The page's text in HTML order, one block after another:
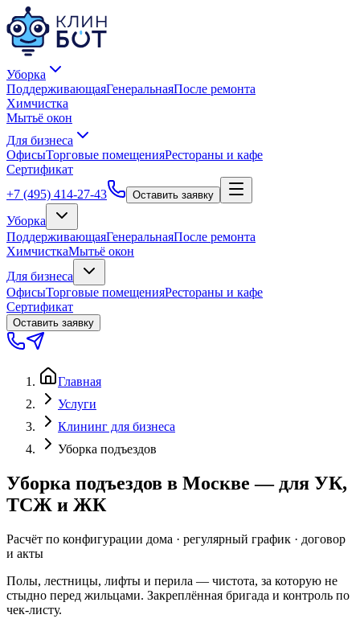
Уборка
ПоддерживающаяГенеральнаяПосле ремонта
Химчистка
Мытьё окон
Для бизнеса
ОфисыТорговые помещенияРестораны и кафе
Сертификат
+7 (495) 414-27-43
Оставить заявку
Уборка
ПоддерживающаяГенеральнаяПосле ремонта
ХимчисткаМытьё окон
Для бизнеса
ОфисыТорговые помещенияРестораны и кафе
Сертификат
Оставить заявку
Главная
Услуги
Клининг для бизнеса
Уборка подъездов
Уборка подъездов в Москве — для УК,
ТСЖ и ЖК
Расчёт по конфигурации дома · регулярный график · договор
и акты
Полы, лестницы, лифты и перила — чистота, за которую не
стыдно перед жильцами. Закреплённая бригада и контроль по
чек-листу.